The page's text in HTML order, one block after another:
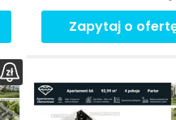
Zapytaj o